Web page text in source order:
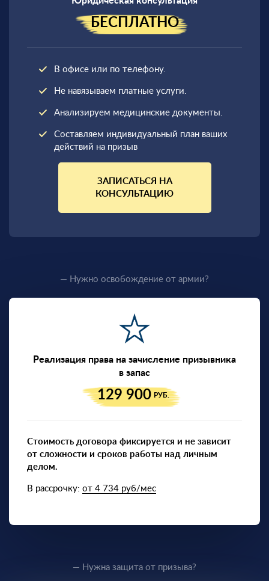
БЕСПЛАТНО
В офисе или по телефону.
Не навязываем платные услуги.
Анализируем медицинские документы.
Составляем индивидуальный план ваших
действий на призыв
ЗАПИСАТЬСЯ НА
КОНСУЛЬТАЦИЮ
— Нужно освобождение от армии?
Реализация права на зачисление призывника
в запас
129 900 РУБ.
Стоимость договора фиксируется и не зависит
от сложности и сроков работы над личным
делом.
В рассрочку: от 4 734 руб/мес
— Нужна защита от призыва?